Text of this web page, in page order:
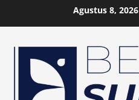
Agustus 8, 2026